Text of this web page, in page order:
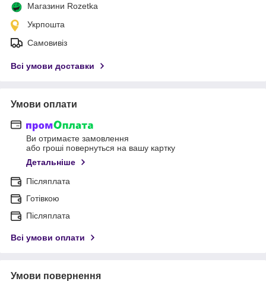
Магазини Rozetka
Укрпошта
Самовивіз
Всі умови доставки
Умови оплати
Ви отримаєте замовлення
або гроші повернуться на вашу картку
Детальніше
Післяплата
Готівкою
Післяплата
Всі умови оплати
Умови повернення